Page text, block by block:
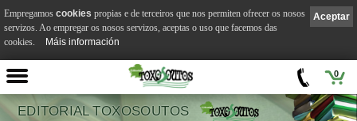
0
EDITORIAL TOXOSOUTOS
Aceptar
Empregamos cookies propias e de terceiros que nos permiten ofrecer os nosos
servizos. Ao empregar os nosos servizos, aceptas o uso que facemos das
cookies.
Máis información